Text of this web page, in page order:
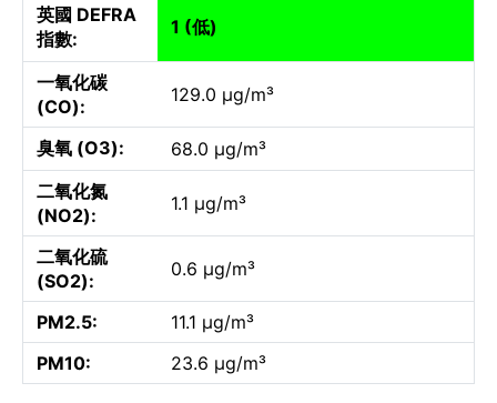
英國 DEFRA
指數:
1 (低)
一氧化碳
(CO):
129.0 µg/m³
臭氧 (O3):
68.0 µg/m³
二氧化氮
(NO2):
1.1 µg/m³
二氧化硫
(SO2):
0.6 µg/m³
PM2.5:
11.1 µg/m³
PM10:
23.6 µg/m³